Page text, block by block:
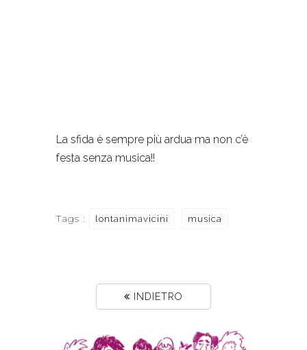
La sfida è sempre più ardua ma non c’è
festa senza musica!!
Tags : lontanimavicini musica
INDIETRO